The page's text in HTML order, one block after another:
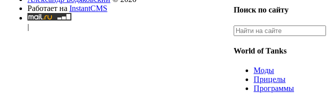
Поиск по сайту
World of Tanks
Моды
Прицелы
Программы
Работает на InstantCMS
|